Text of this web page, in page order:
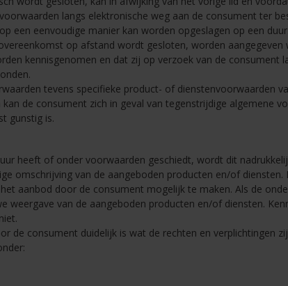
langs elektronische weg aan de consument ter
een eenvoudige manier kan worden opgeslagen op een
op afstand wordt gesloten, worden aangegeven
kennisgenomen en dat zij op verzoek van de consument
tevens specifieke product- of dienstenvoorwaarden
de consument zich in geval van tegenstrijdige algemene
gunstig is.
heeft of onder voorwaarden geschiedt, wordt dit
omschrijving van de aangeboden producten en/of diensten.
aanbod door de consument mogelijk te maken. Als de
weergave van de aangeboden producten en/of diensten.
de consument duidelijk is wat de rechten en verplichtingen